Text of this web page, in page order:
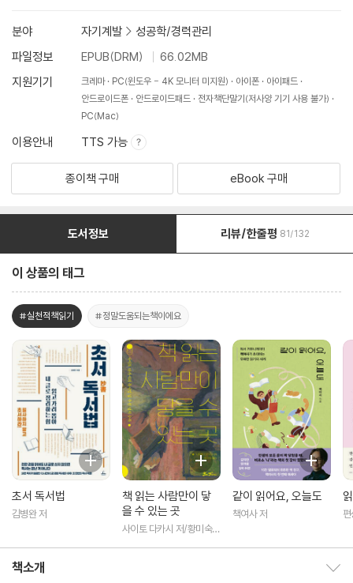
분야 자기계발 > 성공학/경력관리
파일정보
EPUB(DRM)
66.02MB
지원기기
크레마 PC(윈도우 - 4K 모니터 미지원) 아이폰
아이패드
안드로이드폰
안드로이드패드
전자책단말기(저사양 기기 사용 불가)
PC(Mac)
이용안내 TTS 가능
종이책 구매 eBook 구매
도서정보 리뷰/한줄평 81/132
이 상품의 태그
#실천적책읽기 #정말도움되는책이에요
초서 독서법
김병완 저
책 읽는 사람만이 닿
을 수 있는 곳
사이토 다카시 저/황미숙
같이 읽어요, 오늘도
책여사 저
책소개